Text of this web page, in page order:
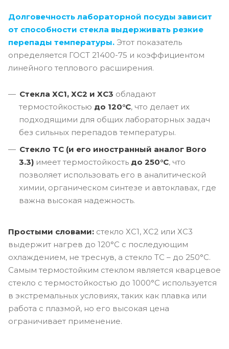
Долговечность лабораторной посуды зависит
от способности стекла выдерживать резкие
перепады температуры. Этот показатель
определяется ГОСТ 21400-75 и коэффициентом
линейного теплового расширения.
Стекла ХС1, ХС2 и ХС3 обладают
термостойкостью до 120°C, что делает их
подходящими для общих лабораторных задач
без сильных перепадов температуры.
Стекло ТС (и его иностранный аналог Boro
3.3) имеет термостойкость до 250°C, что
позволяет использовать его в аналитической
химии, органическом синтезе и автоклавах, где
важна высокая надежность.
Простыми словами: стекло ХС1, ХС2 или ХС3
выдержит нагрев до 120°C с последующим
охлаждением, не треснув, а стекло ТС – до 250°C.
Самым термостойким стеклом является кварцевое
стекло с термостойкостью до 1000°C используется
в экстремальных условиях, таких как плавка или
работа с плазмой, но его высокая цена
ограничивает применение.